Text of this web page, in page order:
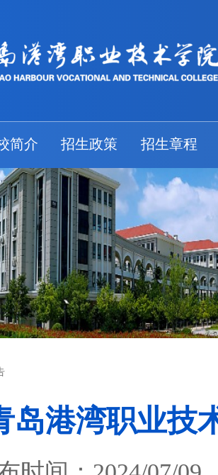
简介 招生政策 招生章程
岛港湾职业技